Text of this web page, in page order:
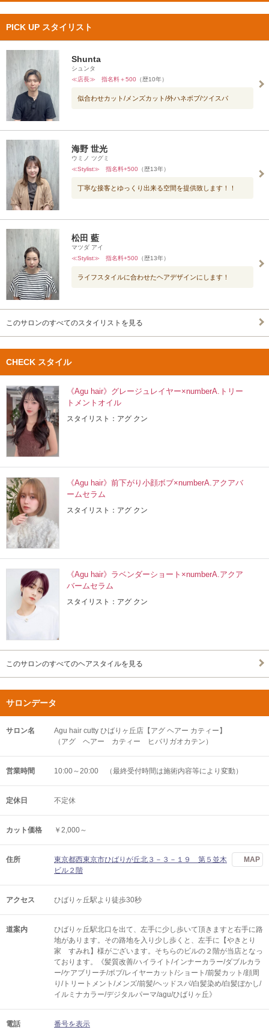
PICK UP スタイリスト
Shunta
シュンタ
≪店長≫ 指名料＋500 （歴10年）
似合わせカット/メンズカット/外ハネボブ/ツイスパ
海野 世光
ウミノ ツグミ
≪Stylist≫ 指名料+500 （歴13年）
丁寧な接客とゆっくり出来る空間を提供致します！！
松田 藍
マツダ アイ
≪Stylist≫ 指名料+500 （歴13年）
ライフスタイルに合わせたヘアデザインにします！
このサロンのすべてのスタイリストを見る
CHECK スタイル
《Agu hair》グレージュレイヤー×numberA.トリー
トメントオイル
スタイリスト：アグ クン
《Agu hair》前下がり小顔ボブ×numberA.アクアバ
ームセラム
スタイリスト：アグ クン
《Agu hair》ラベンダーショート×numberA.アクア
バームセラム
スタイリスト：アグ クン
このサロンのすべてのヘアスタイルを見る
サロンデータ
サロン名
Agu hair cutty ひばりヶ丘店【アグ ヘアー カティー】
（アグ ヘアー カティー ヒバリガオカテン）
営業時間 10:00～20:00 （最終受付時間は施術内容等により変動）
定休日 不定休
カット価格 ￥2,000～
住所
東京都西東京市ひばりが丘北３－３－１９ 第５並木
ビル２階
MAP
アクセス ひばりヶ丘駅より徒歩30秒
道案内
ひばりヶ丘駅北口を出て、左手に少し歩いて頂きますと右手に路
地があります。その路地を入り少し歩くと、左手に【やきとり
家 すみれ】様がございます。そちらのビルの２階が当店となっ
ております。《髪質改善/ハイライト/インナーカラー/ダブルカラ
ー/ケアブリーチ/ボブ/レイヤーカット/ショート/前髪カット/顔周
り/トリートメント/メンズ/前髪/ヘッドスパ/白髪染め/白髪ぼかし/
イルミナカラー/デジタルパーマ/agu/ひばりヶ丘》
電話 番号を表示